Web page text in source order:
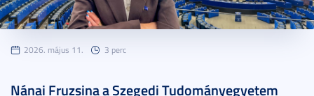
2026. május 11. 3 perc
Nánai Fruzsina a Szegedi Tudományegyetem